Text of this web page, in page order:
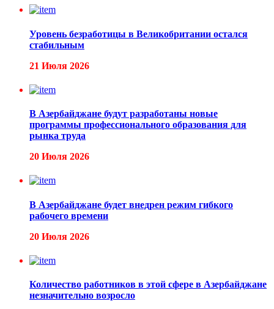
Уровень безработицы в Великобритании остался
стабильным
21 Июля 2026
В Азербайджане будут разработаны новые
программы профессионального образования для
рынка труда
20 Июля 2026
В Азербайджане будет внедрен режим гибкого
рабочего времени
20 Июля 2026
Количество работников в этой сфере в Азербайджане
незначительно возросло